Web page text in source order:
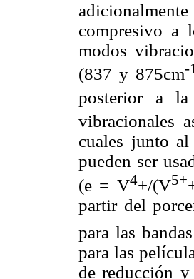
compresivo a
modos
(837 y 875cm-1
posterior a la
vibracionales
cuales junto
pueden ser
(e = V4+/(V5+
partir del
para las
para las
de reducción